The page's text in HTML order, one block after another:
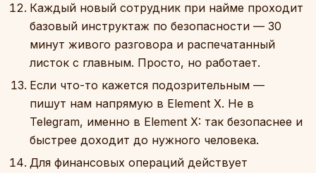
Каждый новый сотрудник при найме проходит
базовый инструктаж по безопасности — 30
минут живого разговора и распечатанный
листок с главным. Просто, но работает.
Если что-то кажется подозрительным —
пишут нам напрямую в Element X. Не в
Telegram, именно в Element X: так безопаснее и
быстрее доходит до нужного человека.
Для финансовых операций действует